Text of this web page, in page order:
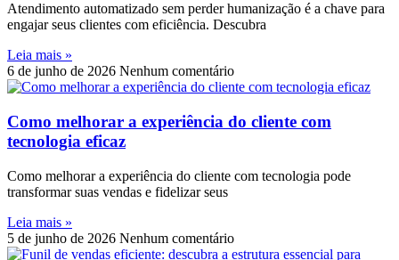
Atendimento automatizado sem perder humanização é a chave para
engajar seus clientes com eficiência. Descubra
Leia mais »
6 de junho de 2026 Nenhum comentário
Como melhorar a experiência do cliente com
tecnologia eficaz
Como melhorar a experiência do cliente com tecnologia pode
transformar suas vendas e fidelizar seus
Leia mais »
5 de junho de 2026 Nenhum comentário